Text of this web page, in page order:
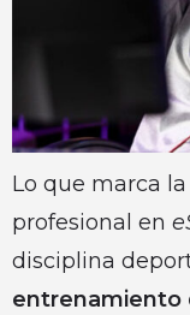
Lo que marca
profesional en
disciplina
entrenamiento